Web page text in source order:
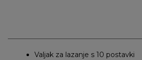
Valjak za lazanje s 10 postavki